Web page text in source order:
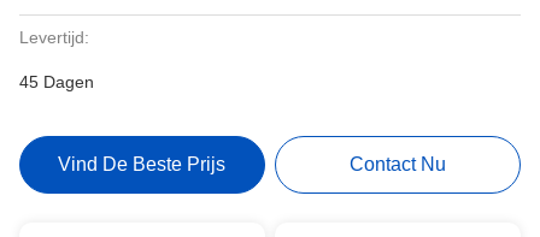
Levertijd:
45 Dagen
Vind De Beste Prijs Contact Nu